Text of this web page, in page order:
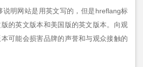
说明网站是用英文写的，但是hreflang标
的英文版本和美国版的英文版本。向观
可能会损害品牌的声誉和与观众接触的